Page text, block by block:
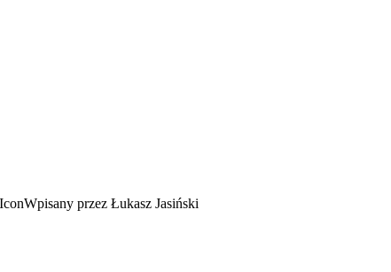
Wpisany przez Łukasz Jasiński